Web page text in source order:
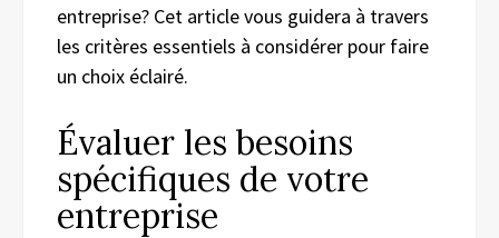
entreprise? Cet article vous guidera à travers
les critères essentiels à considérer pour faire
un choix éclairé.
Évaluer les besoins
spécifiques de votre
entreprise